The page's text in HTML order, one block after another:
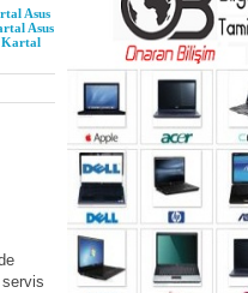
Asus
Asus
Kartal